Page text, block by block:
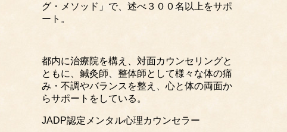
グ・メソッド」で、述べ３００名以上をサポ
ート。
都内に治療院を構え、対面カウンセリングと
ともに、鍼灸師、整体師として様々な体の痛
み・不調やバランスを整え、心と体の両面か
らサポートをしている。
JADP認定メンタル心理カウンセラー